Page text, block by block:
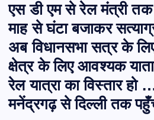
एस डी एम से रेल मंत्री तक
माह से घंटा बजाकर
अब विधानसभा सत्र के
क्षेत्र के लिए आवश्यक
रेल यात्रा का विस्तार
मनेंद्रगढ़ से दिल्ली तक